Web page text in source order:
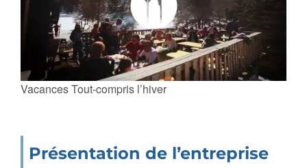
Vacances Tout-compris l’hiver
Présentation de l’entreprise